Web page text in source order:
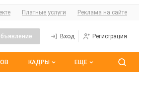
Платные услуги Реклама на сайте
Вход Регистрация
КАДРЫ ЕЩЕ